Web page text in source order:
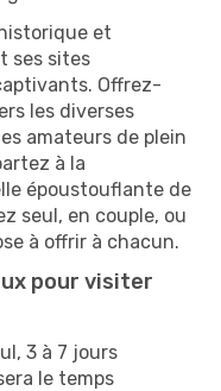
et
ses sites
Offrez-
les diverses
amateurs de plein
à la
époustouflante de
seul, en couple, ou
à offrir à chacun.
pour visiter
3 à 7 jours
le temps